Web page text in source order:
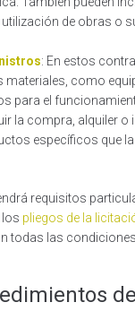
de obras o
s: En estos
materiales, como
para el
la compra, alquiler o
específicos que
requisitos
los pliegos de la
todas las
de